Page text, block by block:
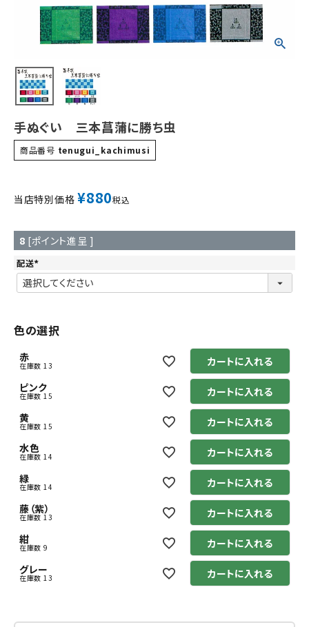
手ぬぐい 三本菖蒲に勝ち虫
商品番号 tenugui_kachimusi
当店特別価格 ¥880税込
8 [ポイント進呈 ]
配送
(
必
須
)
色の選択
赤
在庫数 13
カートに入れる
ピンク
在庫数 15
カートに入れる
黄
在庫数 15
カートに入れる
水色
在庫数 14
カートに入れる
緑
在庫数 14
カートに入れる
藤（紫）
在庫数 13
カートに入れる
紺
在庫数 9
カートに入れる
グレー
在庫数 13 カートに入れる